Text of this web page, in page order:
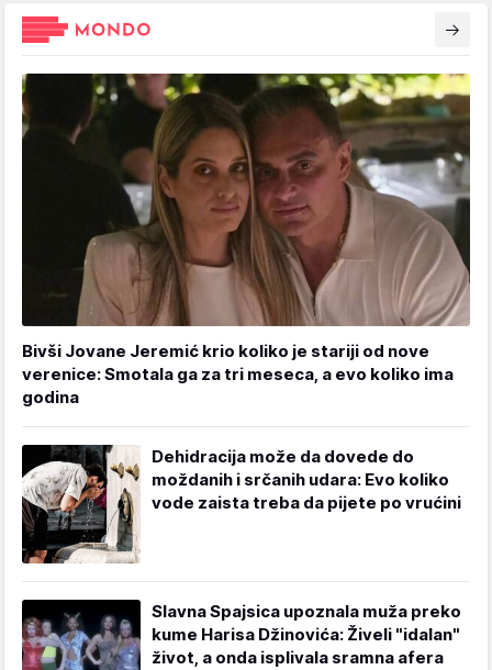
Bivši Jovane Jeremić krio koliko je stariji od nove
verenice: Smotala ga za tri meseca, a evo koliko ima
godina
Dehidracija može da dovede do
moždanih i srčanih udara: Evo koliko
vode zaista treba da pijete po vrućini
Slavna Spajsica upoznala muža preko
kume Harisa Džinovića: Živeli "idalan"
život, a onda isplivala sramna afera